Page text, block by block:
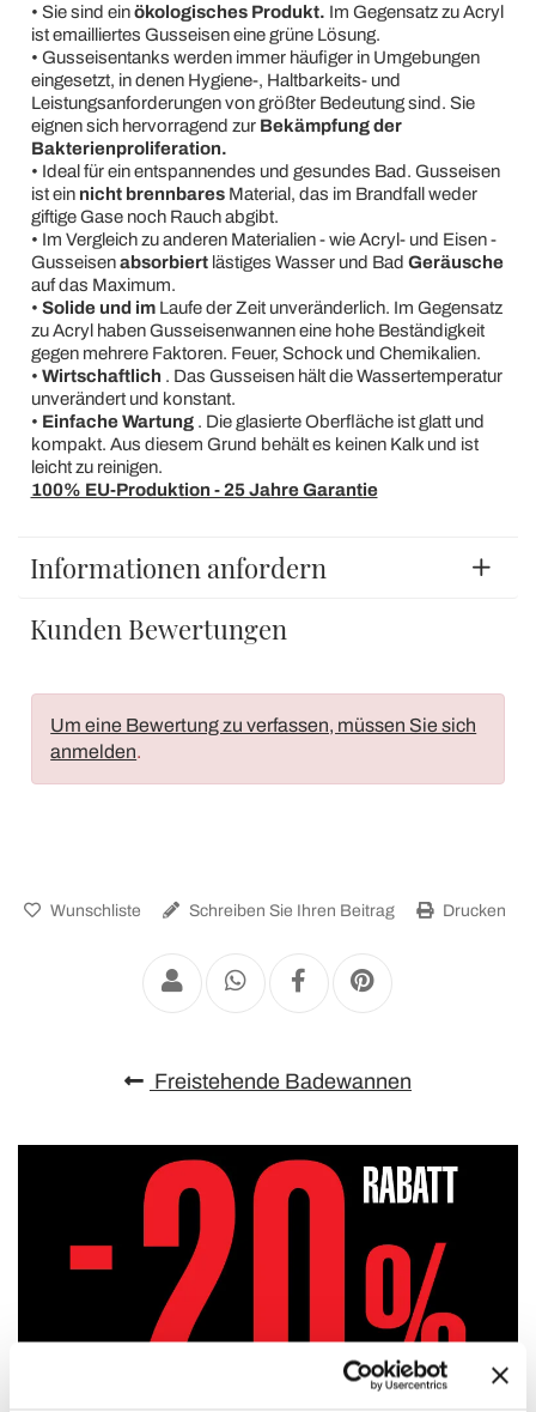
• Sie sind einökologisches Produkt. Im Gegensatz zu Acryl
ist emailliertes Gusseisen eine grüne Lösung.
• Gusseisentanks werden immer häufiger in Umgebungen
eingesetzt, in denen Hygiene-, Haltbarkeits- und
Leistungsanforderungen von größter Bedeutung sind. Sie
eignen sich hervorragend zur Bekämpfung der
Bakterienproliferation.
• Ideal für ein entspannendes und gesundes Bad. Gusseisen
ist ein nicht brennbaresMaterial, das im Brandfall weder
giftige Gase noch Rauch abgibt.
• Im Vergleich zu anderen Materialien - wie Acryl- und Eisen -
Gusseisenabsorbiertlästiges Wasser und Bad Geräusche
auf das Maximum.
• Solide und imLaufe der Zeit unveränderlich. Im Gegensatz
zu Acryl haben Gusseisenwannen eine hohe Beständigkeit
gegen mehrere Faktoren. Feuer, Schock und Chemikalien.
• Wirtschaftlich . Das Gusseisen hält die Wassertemperatur
unverändert und konstant.
• Einfache Wartung. Die glasierte Oberfläche ist glatt und
kompakt. Aus diesem Grund behält es keinen Kalk und ist
leicht zu reinigen.
100% EU-Produktion - 25 Jahre Garantie
Informationen anfordern
Kunden Bewertungen
Um eine Bewertung zu verfassen, müssen Sie sich
anmelden.
Wunschliste Schreiben Sie Ihren Beitrag Drucken
Freistehende Badewannen